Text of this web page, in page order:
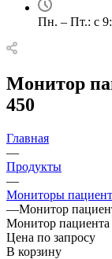
Пн. – Пт.: с
Монитор
450
Главная
—
Продукты
—
Мониторы
—Монитор
Монитор
Цена по запросу
В корзину